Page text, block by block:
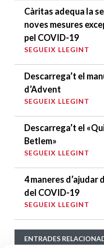
Càritas adequa la
noves mesures
pel COVID-19
SEGUEIX LLEGINT
Descarrega’t el
d’Advent
SEGUEIX LLEGINT
Descarrega’t el
Betlem»
SEGUEIX LLEGINT
4 maneres
del COVID-19
SEGUEIX LLEGINT
ENTRADES